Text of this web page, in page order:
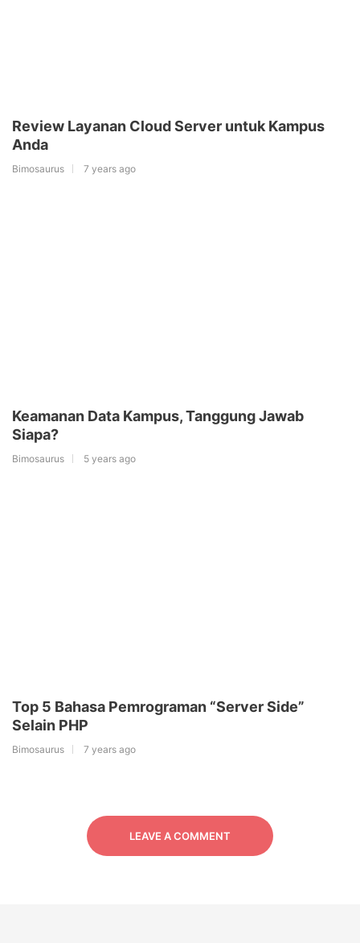
Review Layanan Cloud Server untuk Kampus
Anda
Bimosaurus 7 years ago
Keamanan Data Kampus, Tanggung Jawab
Siapa?
Bimosaurus 5 years ago
Top 5 Bahasa Pemrograman “Server Side”
Selain PHP
Bimosaurus 7 years ago
LEAVE A COMMENT